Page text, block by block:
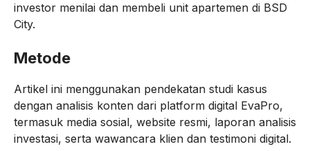
investor menilai dan membeli unit apartemen di BSD
City.
Metode
Artikel ini menggunakan pendekatan studi kasus
dengan analisis konten dari platform digital EvaPro,
termasuk media sosial, website resmi, laporan analisis
investasi, serta wawancara klien dan testimoni digital.